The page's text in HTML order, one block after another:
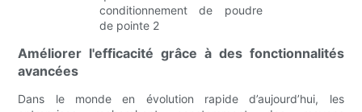
Améliorer l'efficacité grâce à des fonctionnalités
avancées
Dans le monde en évolution rapide d’aujourd’hui, les